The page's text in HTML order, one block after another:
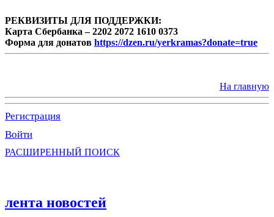
РЕКВИЗИТЫ ДЛЯ ПОДДЕРЖКИ:
Карта Сбербанка – 2202 2072 1610 0373
Форма для донатов https://dzen.ru/yerkramas?donate=true
На главную
Регистрация
Войти
РАСШИРЕННЫЙ ПОИСК
лента новостей